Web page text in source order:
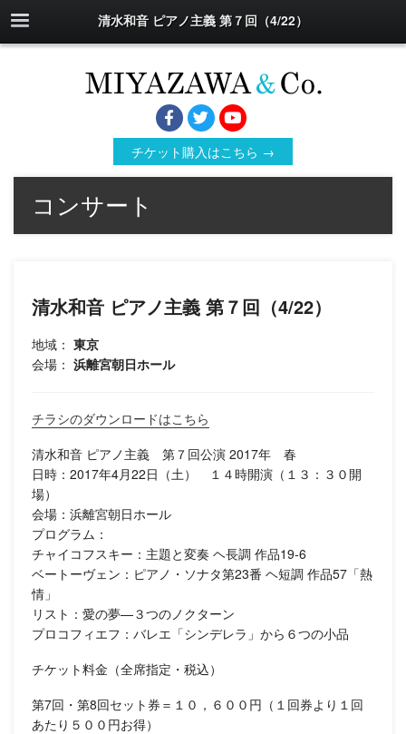
清水和音 ピアノ主義 第７回（4/22）
チケット購入はこちら →
コンサート
清水和音 ピアノ主義 第７回（4/22）
地域： 東京
会場： 浜離宮朝日ホール
チラシのダウンロードはこちら
清水和音 ピアノ主義 第７回公演 2017年 春
日時：2017年4月22日（土） １４時開演（１３：３０開
場）
会場：浜離宮朝日ホール
プログラム：
チャイコフスキー：主題と変奏 ヘ長調 作品19-6
ベートーヴェン：ピアノ・ソナタ第23番 ヘ短調 作品57「熱
情」
リスト：愛の夢—３つのノクターン
プロコフィエフ：バレエ「シンデレラ」から６つの小品
チケット料金（全席指定・税込）
第7回・第8回セット券＝１０，６００円（１回券より１回
あたり５００円お得）